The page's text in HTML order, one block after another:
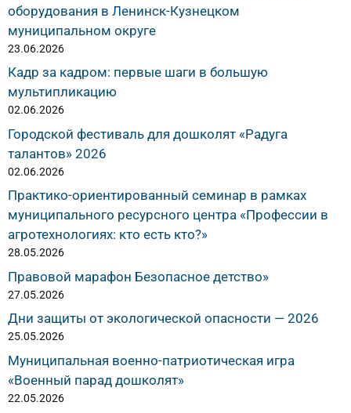
оборудования в Ленинск-Кузнецком
муниципальном округе
23.06.2026
Кадр за кадром: первые шаги в большую
мультипликацию
02.06.2026
Городской фестиваль для дошколят «Радуга
талантов» 2026
02.06.2026
Практико-ориентированный семинар в рамках
муниципального ресурсного центра «Профессии в
агротехнологиях: кто есть кто?»
28.05.2026
Правовой марафон Безопасное детство»
27.05.2026
Дни защиты от экологической опасности — 2026
25.05.2026
Муниципальная военно-патриотическая игра
«Военный парад дошколят»
22.05.2026